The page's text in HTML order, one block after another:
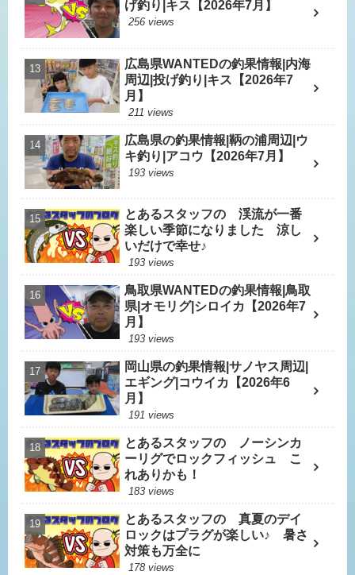
げ釣り|キス【2026年7月】
256 views
広島県WANTEDの釣果情報|内海
周辺|投げ釣り|キス【2026年7
月】
211 views
広島県の釣果情報|鞆の浦周辺|ウ
キ釣り|アコウ【2026年7月】
193 views
とあるスタッフの 渓流が一番
楽しい季節になりました 涼し
いだけで幸せ♪
193 views
鳥取県WANTEDの釣果情報|鳥取
県|オモリグ|シロイカ【2026年7
月】
193 views
岡山県の釣果情報|サノヤス周辺|
エギング|コウイカ【2026年6
月】
191 views
とあるスタッフの ノーシンカ
ーリグでロックフィッシュ こ
れありかも！
183 views
とあるスタッフの 真夏のデイ
ロックはプラグが楽しい♪ 暑さ
対策も万全に
178 views